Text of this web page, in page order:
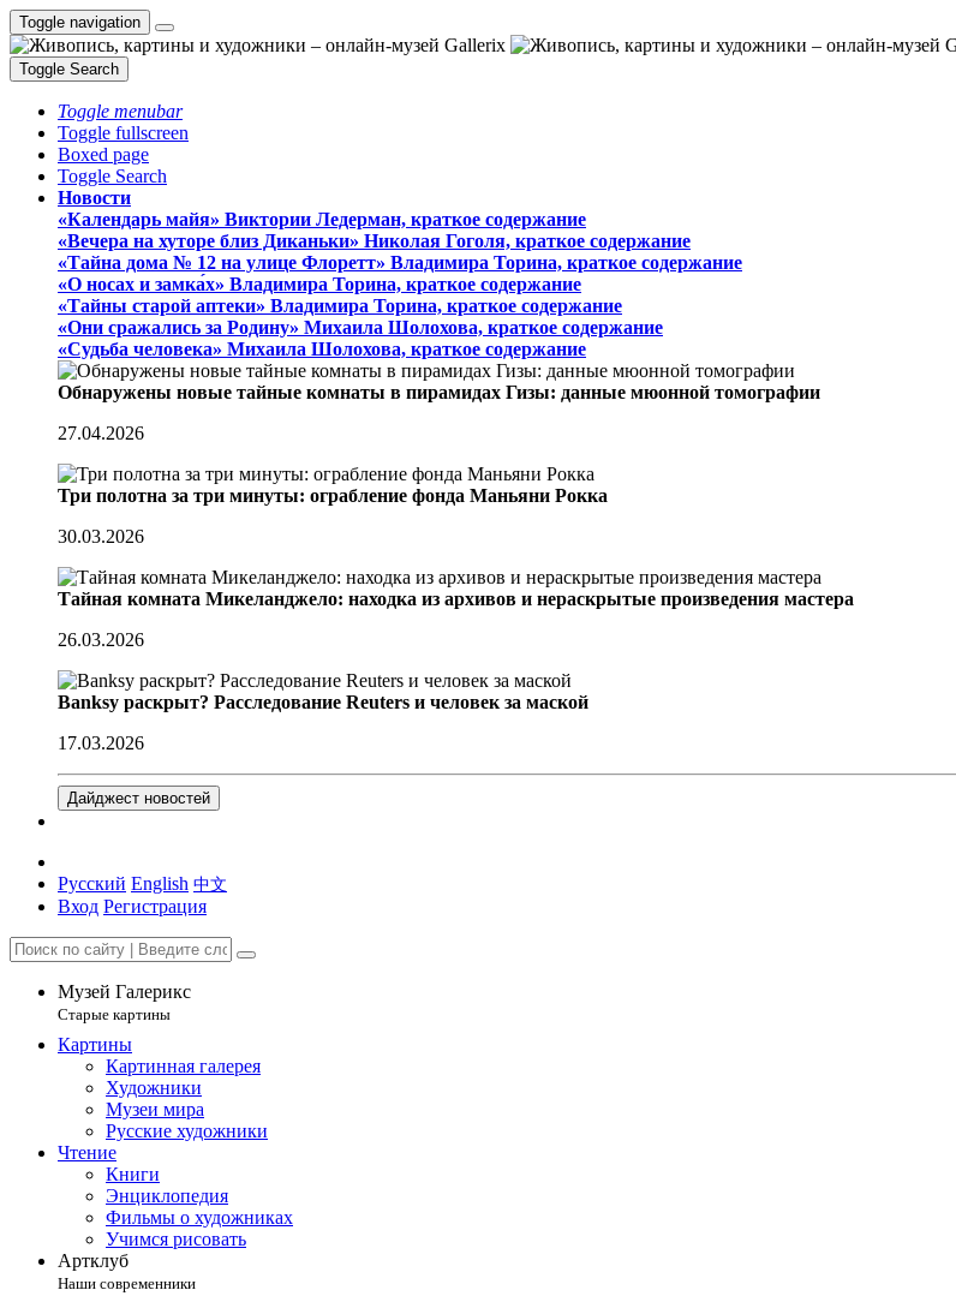
Toggle navigation
Toggle Search
Toggle menubar
Toggle fullscreen
Boxed page
Toggle Search
Новости
«Календарь майя» Виктории Ледерман, краткое содержание
«Вечера на хуторе близ Диканьки» Николая Гоголя, краткое содержание
«Тайна дома № 12 на улице Флоретт» Владимира Торина, краткое содержание
«О носах и замка́х» Владимира Торина, краткое содержание
«Тайны старой аптеки» Владимира Торина, краткое содержание
«Они сражались за Родину» Михаила Шолохова, краткое содержание
«Судьба человека» Михаила Шолохова, краткое содержание
Обнаружены новые тайные комнаты в пирамидах Гизы: данные мюонной томографии
27.04.2026
Три полотна за три минуты: ограбление фонда Маньяни Рокка
30.03.2026
Тайная комната Микеланджело: находка из архивов и нераскрытые произведения мастера
26.03.2026
Banksy раскрыт? Расследование Reuters и человек за маской
17.03.2026
Дайджест новостей
Русский English 中文
Вход Регистрация
Музей Галерикс
Старые картины
Картины
Картинная галерея
Художники
Музеи мира
Русские художники
Чтение
Книги
Энциклопедия
Фильмы о художниках
Учимся рисовать
Артклуб
Наши современники